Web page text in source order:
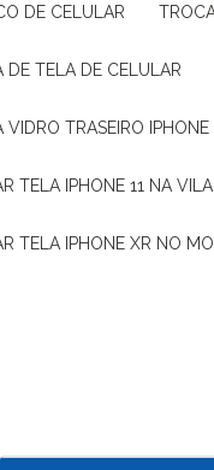
DE CELULAR
DE TELA DE CELULAR
VIDRO TRASEIRO IPHONE
TELA IPHONE 11 NA
TELA IPHONE XR NO